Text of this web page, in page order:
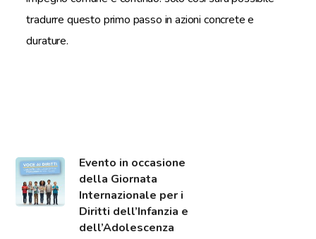
tradurre questo primo passo in azioni concrete e
durature.
Evento in occasione
della Giornata
Internazionale per i
Diritti dell’Infanzia e
dell’Adolescenza